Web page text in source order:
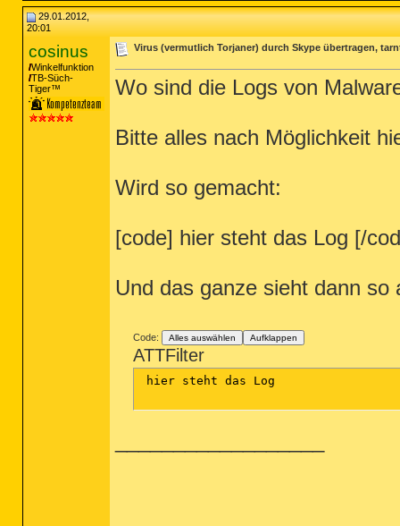
29.01.2012,
20:01
cosinus
Winkelfunktion
TB-Süch-
Tiger™
Virus (vermutlich Torjaner) durch Skype übertragen,
Wo sind die Logs von
Bitte alles nach Möglichkeit
Wird so gemacht:
[code] hier steht das Log [/
Und das ganze sieht dann so
Code: Alles auswählen Aufklappen
ATTFilter
hier steht das Log